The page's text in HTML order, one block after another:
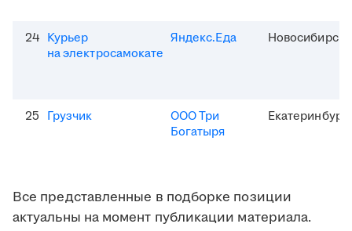
24 Курьер
на электросамокате
Яндекс.Еда Новосибирск
25 Грузчик
ООО Три
Богатыря
Екатеринбург
Все представленные в подборке позиции
актуальны на момент публикации материала.